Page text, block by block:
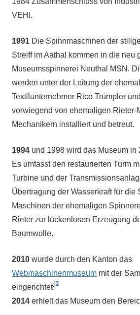
VEHI.
1991 Die Spinnmaschinen der
Streiff im Aathal kommen in die neu
Museumsspinnerei Neuthal MSN.
werden unter der Leitung der
Textilunternehmer Rico Trümpler
vorwiegend von ehemaligen Rieter-
Mechanikern installiert und betreut.
1994 und 1998 wird das Museum in
Es umfasst den restaurierten Turm
Turbine und der
Übertragung der Wasserkraft für die
Maschinen der ehemaligen
Rieter zur lückenlosen Erzeugung
Baumwolle.
2010 wurde durch den Kanton das
Webmaschinenmuseum mit der
eingerichtet.[3]
2014 erhielt das Museum den